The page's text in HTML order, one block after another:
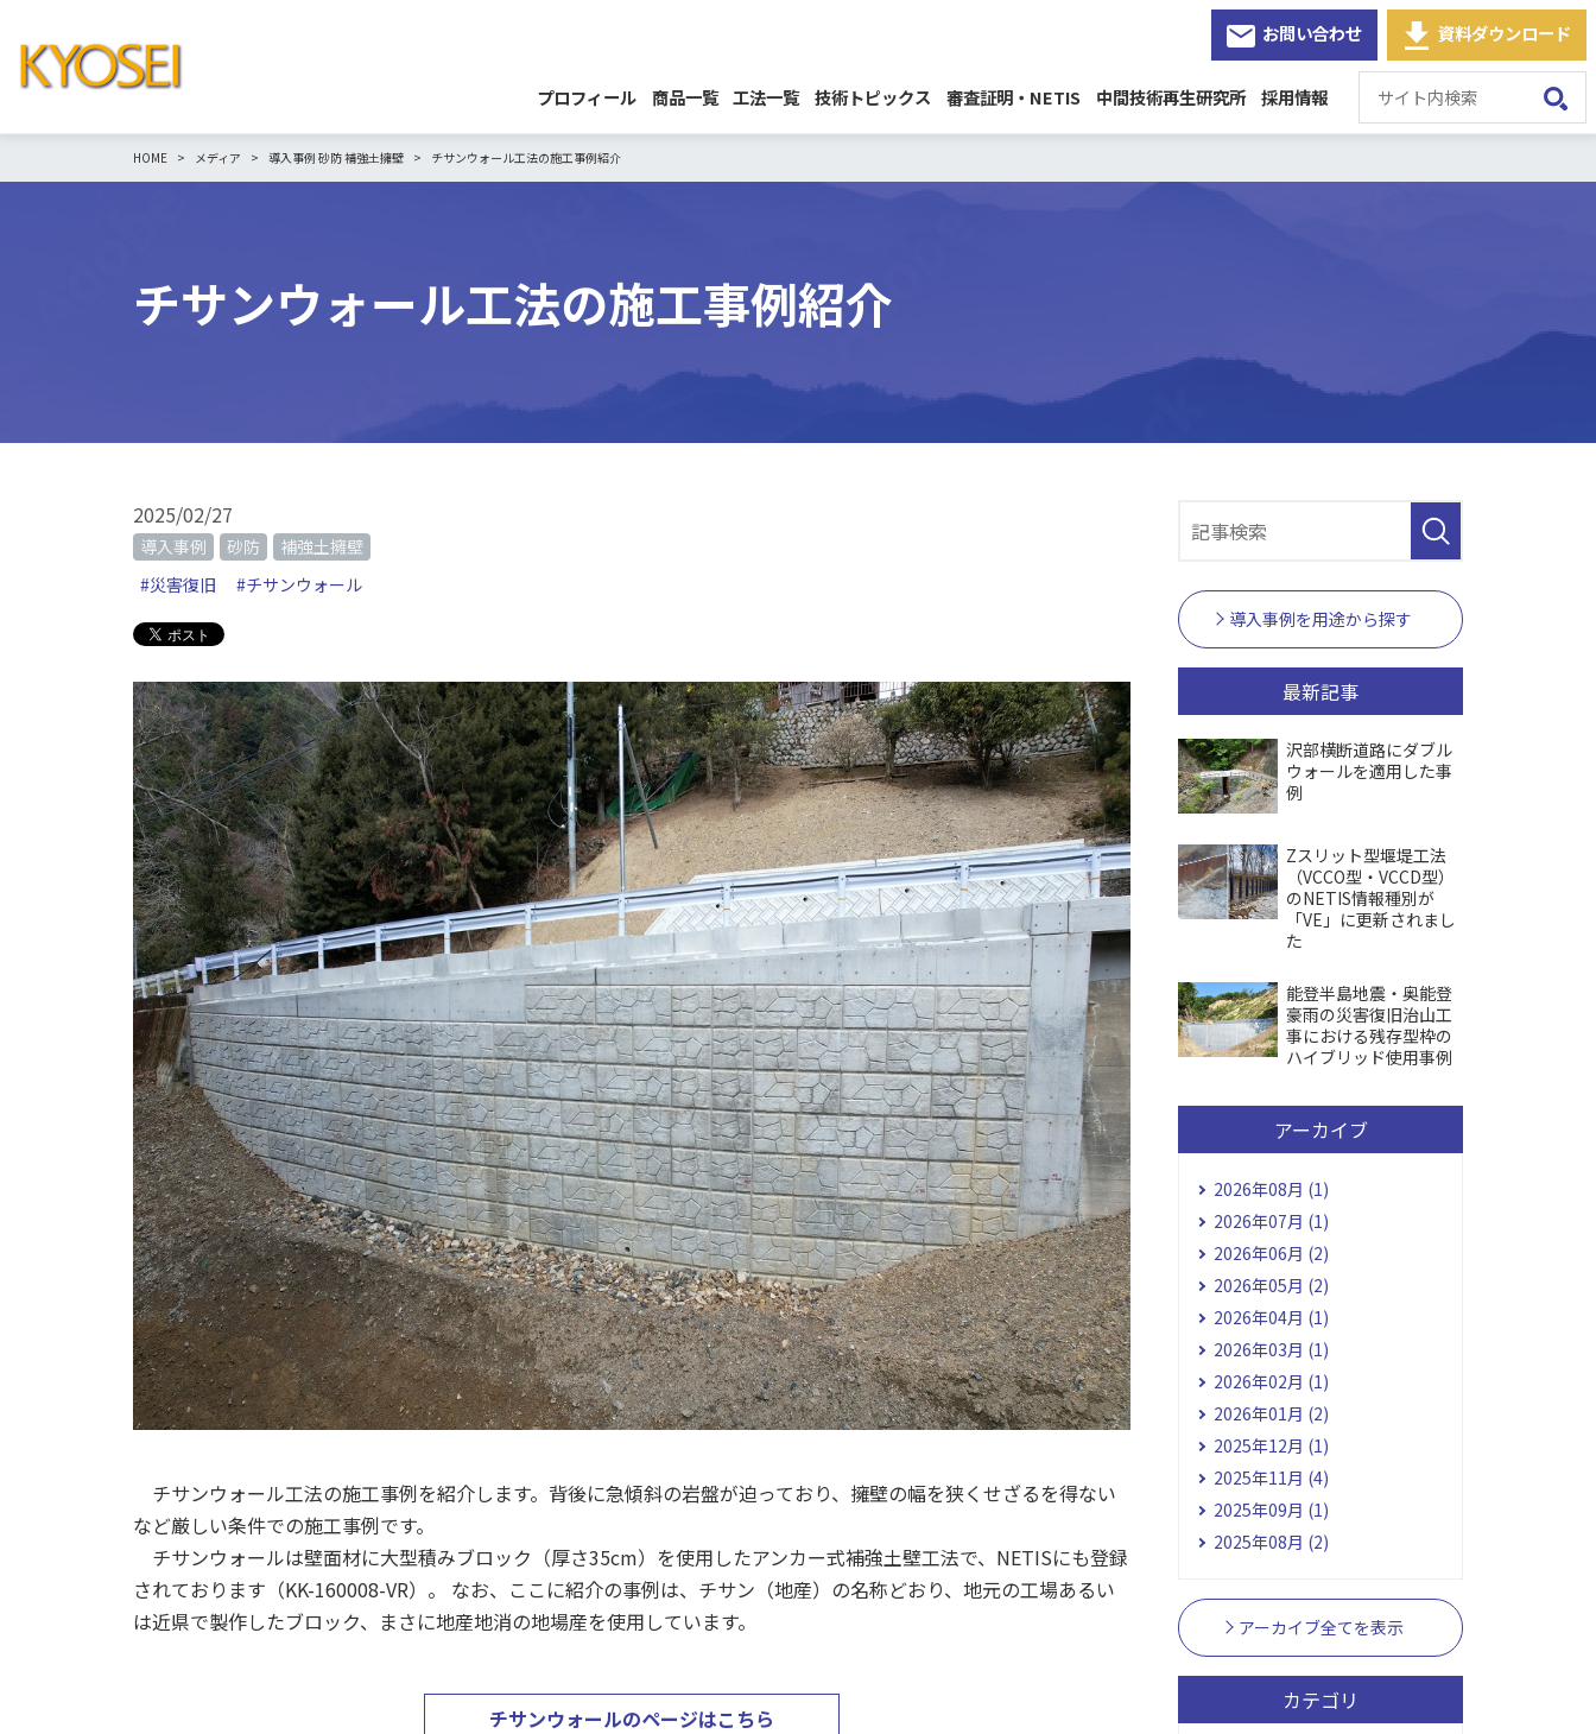
プロフィール 商品一覧 工法一覧 技術トピックス 審査証明・NETIS 中間技術再生研究所 採用情報
お問い合わせ 資料ダウンロード
HOME メディア 導入事例 砂防補強土擁壁 チサンウォール工法の施工事例紹介
チサンウォール工法の施工事例紹介
2025/02/27
導入事例 砂防
補強土擁壁
#災害復旧
#チサンウォール
チサンウォール工法の施工事例を紹介します。背後に急傾斜の岩盤が迫っており、擁壁の幅を狭くせざるを得ない
など厳しい条件での施工事例です。
チサンウォールは壁面材に大型積みブロック（厚さ35cm）を使用したアンカー式補強土壁工法で、NETISにも登録
されております（KK-160008-VR）。 なお、ここに紹介の事例は、チサン（地産）の名称どおり、地元の工場あるい
は近県で製作したブロック、まさに地産地消の地場産を使用しています。
チサンウォールのページはこちら
導入事例を用途から探す
最新記事
沢部横断道路にダブル
ウォールを適用した事
例
Zスリット型堰堤工法
（VCCO型・VCCD型）
のNETIS情報種別が
「VE」に更新されまし
た
能登半島地震・奥能登
豪雨の災害復旧治山工
事における残存型枠の
ハイブリッド使用事例
アーカイブ
2026年08月 (1)
2026年07月 (1)
2026年06月 (2)
2026年05月 (2)
2026年04月 (1)
2026年03月 (1)
2026年02月 (1)
2026年01月 (2)
2025年12月 (1)
2025年11月 (4)
2025年09月 (1)
2025年08月 (2)
アーカイブ全てを表示
カテゴリ